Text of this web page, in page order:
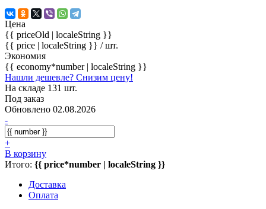
Цена
{{ priceOld | localeString }}
{{ price | localeString }} / шт.
Экономия
{{ economy*number | localeString }}
Нашли дешевле? Снизим цену!
На складе 131 шт.
Под заказ
Обновлено 02.08.2026
-
+
В корзину
Итого: {{ price*number | localeString }}
Доставка
Оплата